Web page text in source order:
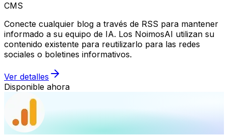
CMS
Conecte cualquier blog a través de RSS para mantener
informado a su equipo de IA. Los NoimosAI utilizan su
contenido existente para reutilizarlo para las redes
sociales o boletines informativos.
Ver detalles
Disponible ahora